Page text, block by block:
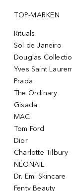
TOP-MARKEN
Rituals
Sol de Janeiro
Douglas
Yves Saint
Prada
The Ordinary
Gisada
MAC
Tom Ford
Dior
Charlotte Tilbury
NÉONAIL
Dr. Emi Skincare
Fenty Beauty